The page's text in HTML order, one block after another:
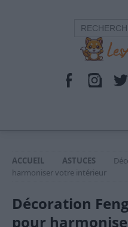
ACCUEIL ASTUCES
harmoniser votre intérieur
Décoration
pour